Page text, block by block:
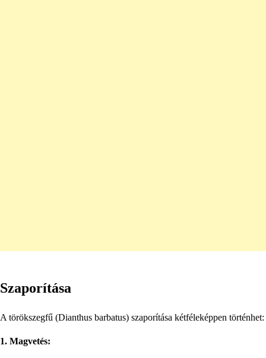
Szaporítása
A törökszegfű (Dianthus barbatus) szaporítása kétféleképpen történhet:
1. Magvetés: